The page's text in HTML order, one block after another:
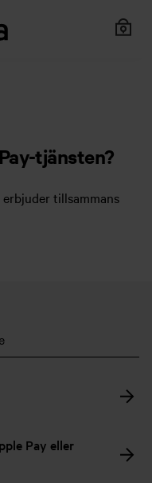
tjänsten?
tillsammans
Pay eller